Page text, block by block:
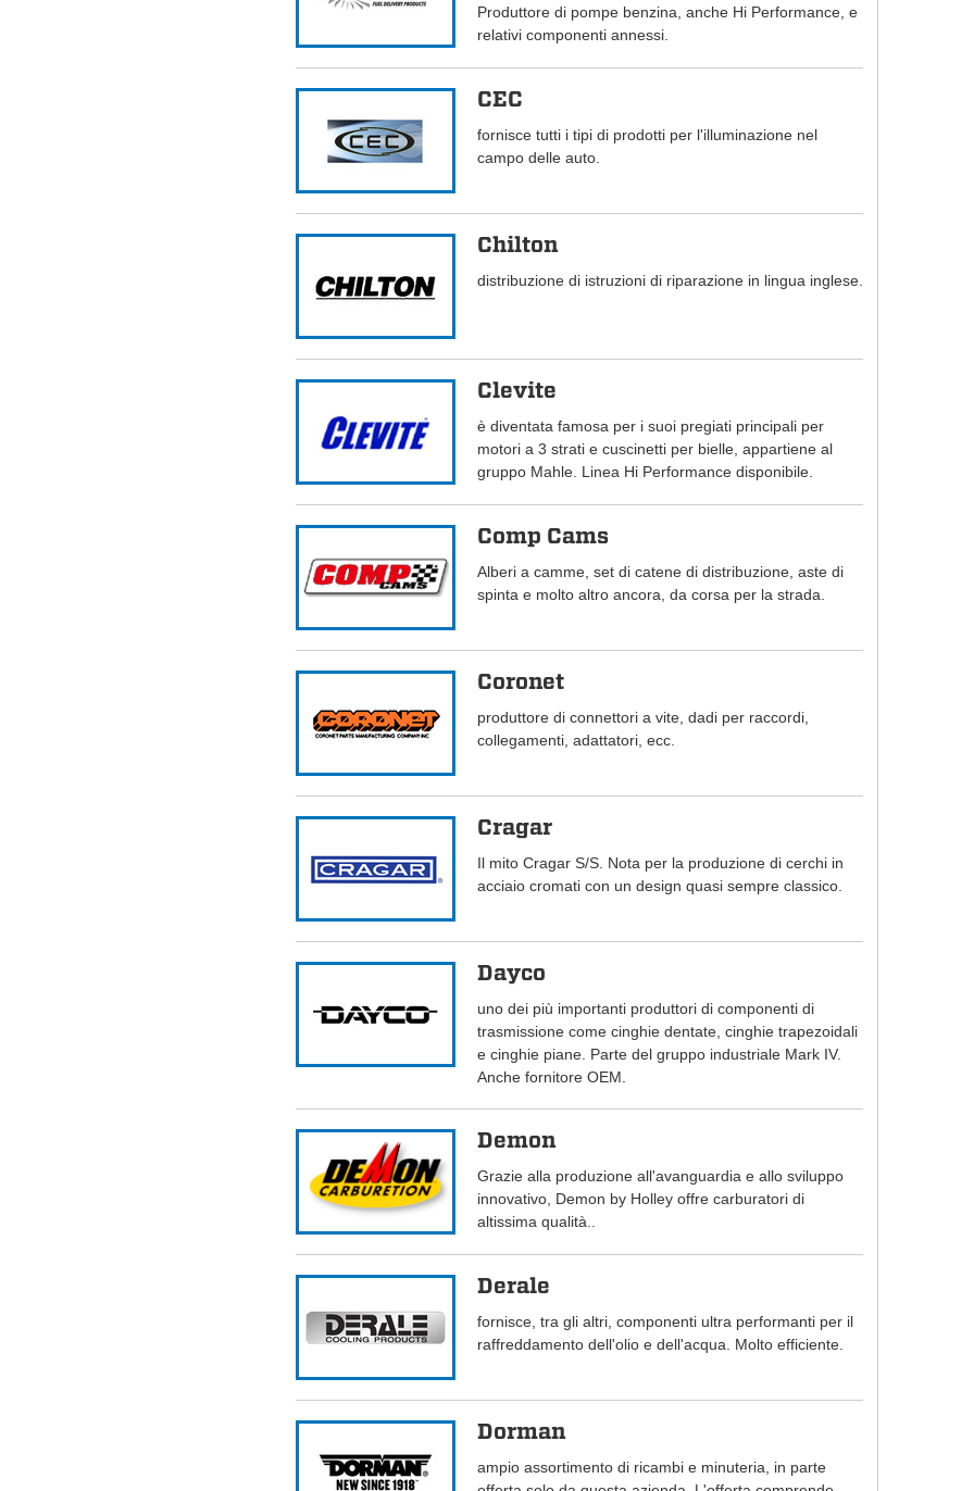
Produttore di pompe benzina, anche Hi Performance, e
relativi componenti annessi.
CEC
fornisce tutti i tipi di prodotti per l'illuminazione nel
campo delle auto.
Chilton
distribuzione di istruzioni di riparazione in lingua inglese.
Clevite
è diventata famosa per i suoi pregiati principali per
motori a 3 strati e cuscinetti per bielle, appartiene al
gruppo Mahle. Linea Hi Performance disponibile.
Comp Cams
Alberi a camme, set di catene di distribuzione, aste di
spinta e molto altro ancora, da corsa per la strada.
Coronet
produttore di connettori a vite, dadi per raccordi,
collegamenti, adattatori, ecc.
Cragar
Il mito Cragar S/S. Nota per la produzione di cerchi in
acciaio cromati con un design quasi sempre classico.
Dayco
uno dei più importanti produttori di componenti di
trasmissione come cinghie dentate, cinghie trapezoidali
e cinghie piane. Parte del gruppo industriale Mark IV.
Anche fornitore OEM.
Demon
Grazie alla produzione all'avanguardia e allo sviluppo
innovativo, Demon by Holley offre carburatori di
altissima qualità..
Derale
fornisce, tra gli altri, componenti ultra performanti per il
raffreddamento dell'olio e dell'acqua. Molto efficiente.
Dorman
ampio assortimento di ricambi e minuteria, in parte